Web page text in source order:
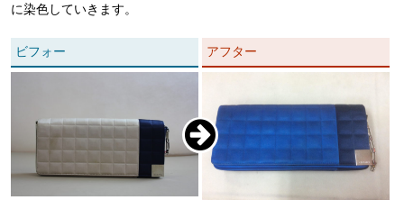
に染色していきます。
ビフォー アフター